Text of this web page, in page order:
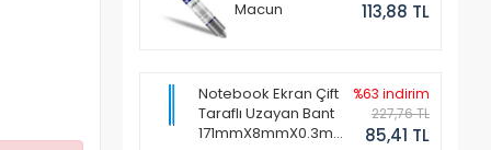
Macun
113,88 TL
Notebook Ekran Çift
Taraflı Uzayan Bant
171mmX8mmX0.3mm
%63 indirim
227,76 TL
85,41 TL